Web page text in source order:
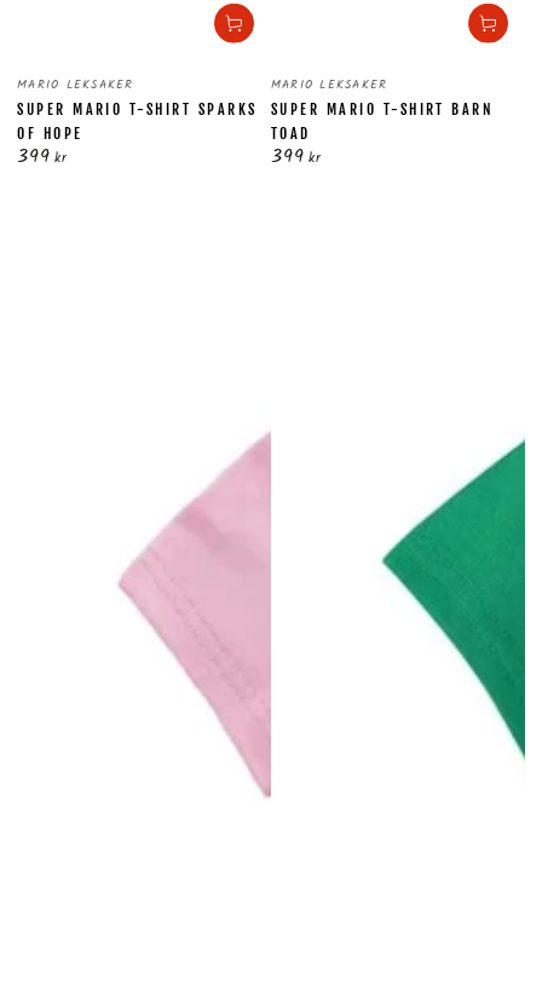
Säljare:
MARIO LEKSAKER
SUPER MARIO T-SHIRT SPARKS
OF HOPE
Ordinarie
399 kr
Säljare:
MARIO LEKSAKER
SUPER MARIO T-SHIRT BARN
TOAD
Ordinarie
399 kr